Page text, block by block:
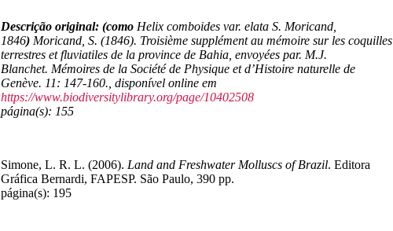
Descrição original: (como Helix comboides var. elata S. Moricand,
1846) Moricand, S. (1846). Troisième supplément au mémoire sur les coquilles
terrestres et fluviatiles de la province de Bahia, envoyées par. M.J.
Blanchet. Mémoires de la Société de Physique et d’Histoire naturelle de
Genève. 11: 147-160. disponível online em
https://www.biodiversitylibrary.org/page/10402508
página(s): 155
Simone, L. R. L. (2006). Land and Freshwater Molluscs of Brazil. Editora
Gráfica Bernardi, FAPESP. São Paulo, 390 pp.
página(s): 195